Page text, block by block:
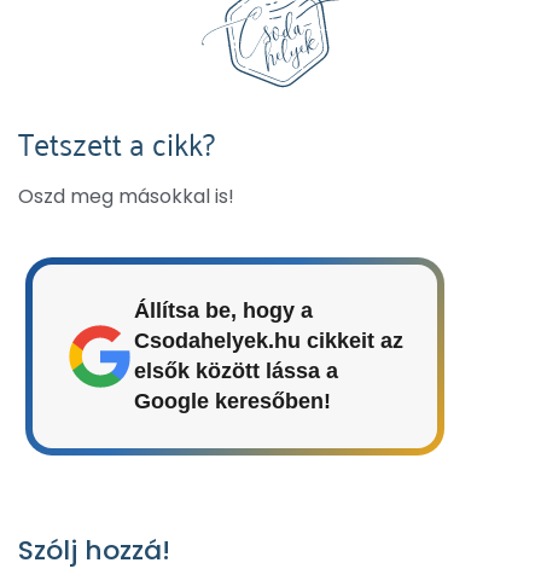
Tetszett a cikk?
Oszd meg másokkal is!
Állítsa be, hogy a
Csodahelyek.hu cikkeit az
elsők között lássa a
Google keresőben!
Szólj hozzá!